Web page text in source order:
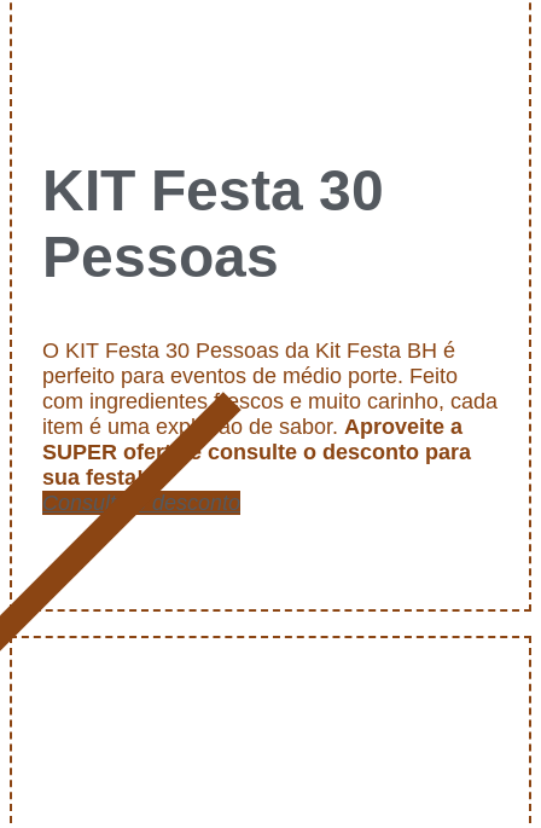
KIT Festa 30
Pessoas
O KIT Festa 30 Pessoas da Kit Festa BH é
perfeito para eventos de médio porte. Feito
com ingredientes frescos e muito carinho, cada
item é uma explosão de sabor. Aproveite a
SUPER oferta e consulte o desconto para
sua festa!
Consulte o desconto